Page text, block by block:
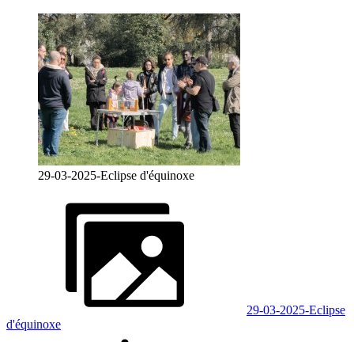
29-03-2025-Eclipse d'équinoxe
29-03-2025-Eclipse
d'équinoxe